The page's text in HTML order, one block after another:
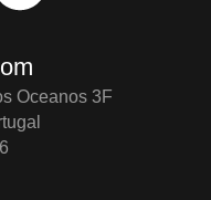
Oceanos 3F